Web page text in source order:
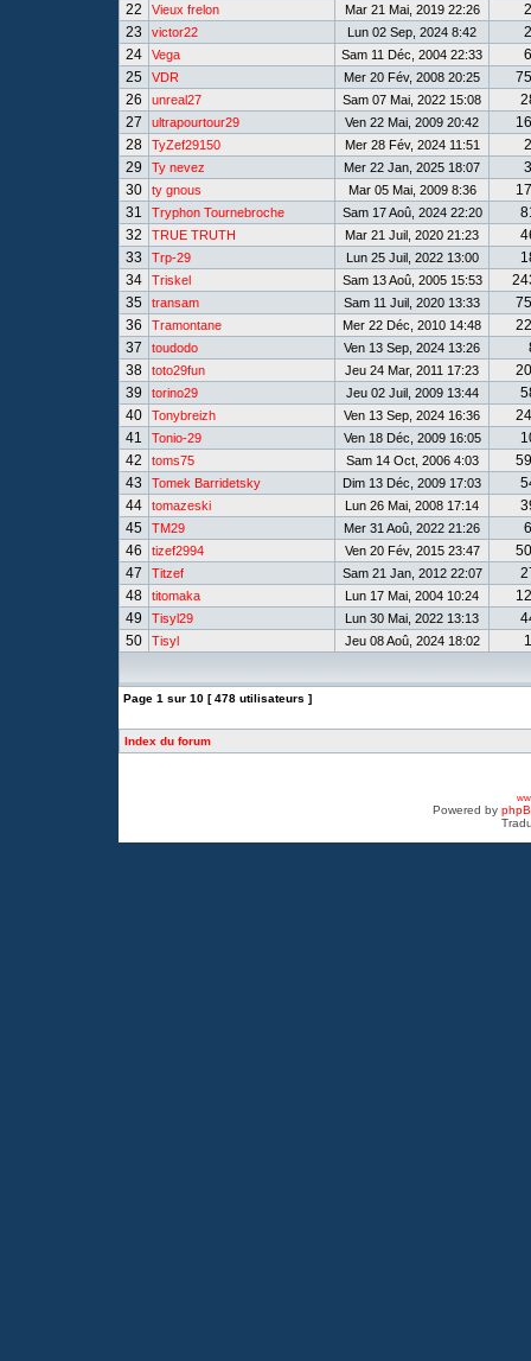
22
Vieux frelon Mar 21 Mai, 2019 22:26
23
victor22 Lun 02 Sep, 2024 8:42
24
Vega Sam 11 Déc, 2004 22:33
25
VDR Mer 20 Fév, 2008 20:25
26
unreal27 Sam 07 Mai, 2022 15:08
27
ultrapourtour29 Ven 22 Mai, 2009 20:42
28
TyZef29150 Mer 28 Fév, 2024 11:51
29
Ty nevez Mer 22 Jan, 2025 18:07
30
ty gnous Mar 05 Mai, 2009 8:36
31
Tryphon Tournebroche Sam 17 Aoû, 2024 22:20
32
TRUE TRUTH Mar 21 Juil, 2020 21:23
33
Trp-29 Lun 25 Juil, 2022 13:00
34
Triskel Sam 13 Aoû, 2005 15:53
35
transam Sam 11 Juil, 2020 13:33
36
Tramontane Mer 22 Déc, 2010 14:48
37
toudodo Ven 13 Sep, 2024 13:26
38
toto29fun Jeu 24 Mar, 2011 17:23
39
torino29 Jeu 02 Juil, 2009 13:44
40
Tonybreizh Ven 13 Sep, 2024 16:36
41
Tonio-29 Ven 18 Déc, 2009 16:05
42
toms75 Sam 14 Oct, 2006 4:03
43
Tomek Barridetsky Dim 13 Déc, 2009 17:03
44
tomazeski Lun 26 Mai, 2008 17:14
45
TM29 Mer 31 Aoû, 2022 21:26
46
tizef2994 Ven 20 Fév, 2015 23:47
47
Titzef Sam 21 Jan, 2012 22:07
48
titomaka Lun 17 Mai, 2004 10:24
49
Tisyl29 Lun 30 Mai, 2022 13:13
50
Tisyl Jeu 08 Aoû, 2024 18:02
Page 1 sur 10 [ 478 utilisateurs ]
Index du forum
Powered by